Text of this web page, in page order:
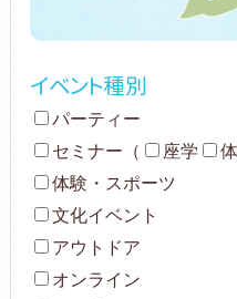
イベント種別
パーティー
セミナー （ 座学
体験・スポーツ
文化イベント
アウトドア
オンライン